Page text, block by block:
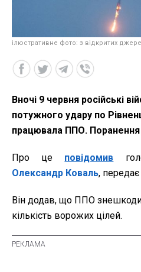
ілюстративне фото: з відкритих
Вночі 9 червня російські
потужного удару по
працювала ППО.
Про це повідомив
Олександр Коваль, передає
Він додав, що ППО
кількість ворожих цілей.